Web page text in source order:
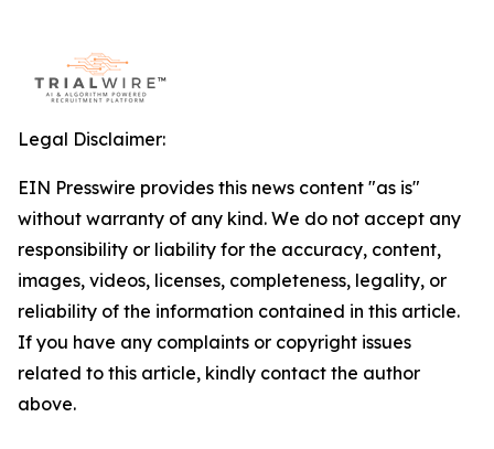
Legal Disclaimer:
EIN Presswire provides this news content "as is"
without warranty of any kind. We do not accept any
responsibility or liability for the accuracy, content,
images, videos, licenses, completeness, legality, or
reliability of the information contained in this article.
If you have any complaints or copyright issues
related to this article, kindly contact the author
above.